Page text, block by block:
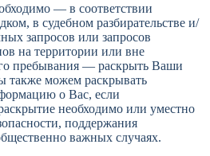
— в соответствии
в судебном разбирательстве и/
запросов или запросов
на территории или вне
пребывания — раскрыть Ваши
также можем раскрывать
о Вас, если
необходимо или уместно
поддержания
важных случаях.